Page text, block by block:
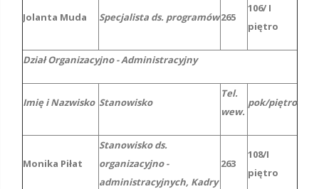
Jolanta Muda Specjalista ds. programów265
106/ I
piętro
Dział Organizacyjno - Administracyjny
Imię i Nazwisko Stanowisko
Tel.
wew.
pok/piętro
Monika Piłat
Stanowisko ds.
organizacyjno -
administracyjnych, Kadry
263
108/I
piętro